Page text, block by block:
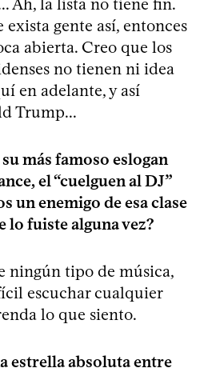
exista gente así, entonces
abierta. Creo que los
no tienen ni idea
en adelante, y así
Trump...
más famoso eslogan
el “cuelguen al DJ”
un enemigo de esa clase
lo fuiste alguna vez?
ningún tipo de música,
escuchar cualquier
lo que siento.
estrella absoluta entre